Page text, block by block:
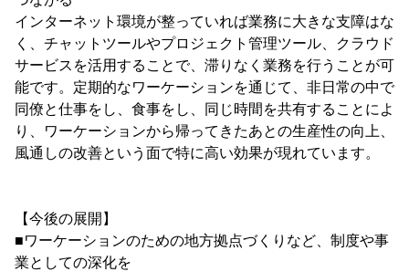
インターネット環境が整っていれば業務に大きな支障はな
く、チャットツールやプロジェクト管理ツール、クラウド
サービスを活用することで、滞りなく業務を行うことが可
能です。定期的なワーケーションを通じて、非日常の中で
同僚と仕事をし、食事をし、同じ時間を共有することによ
り、ワーケーションから帰ってきたあとの生産性の向上、
風通しの改善という面で特に高い効果が現れています。
【今後の展開】
■ワーケーションのための地方拠点づくりなど、制度や事
業としての深化を